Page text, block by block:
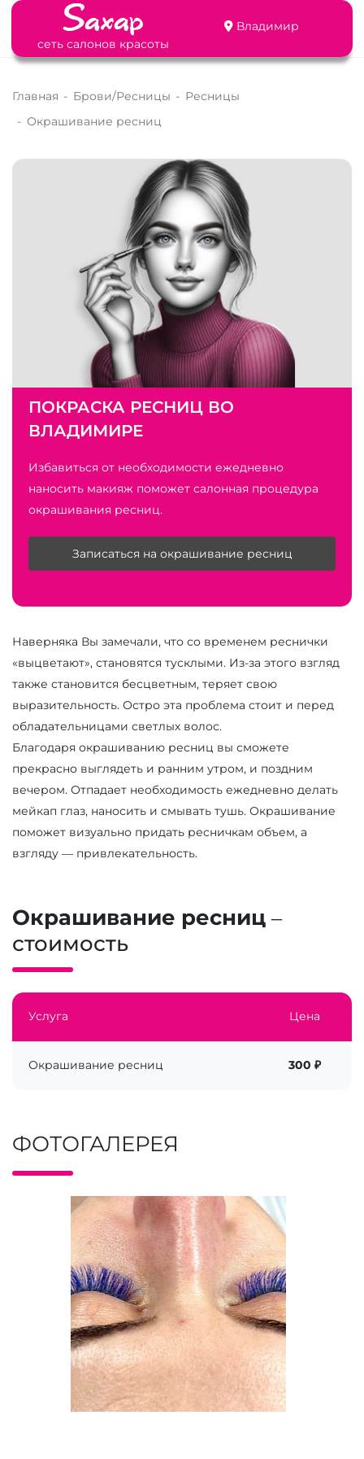
сеть салонов красоты
Владимир
Главная - Брови/Ресницы - Ресницы
- Окрашивание ресниц
ПОКРАСКА РЕСНИЦ ВО
ВЛАДИМИРЕ
Избавиться от необходимости ежедневно
наносить макияж поможет салонная процедура
окрашивания ресниц.
Записаться на окрашивание ресниц
Наверняка Вы замечали, что со временем реснички
«выцветают», становятся тусклыми. Из-за этого взгляд
также становится бесцветным, теряет свою
выразительность. Остро эта проблема стоит и перед
обладательницами светлых волос.
Благодаря окрашиванию ресниц вы сможете
прекрасно выглядеть и ранним утром, и поздним
вечером. Отпадает необходимость ежедневно делать
мейкап глаз, наносить и смывать тушь. Окрашивание
поможет визуально придать ресничкам объем, а
взгляду — привлекательность.
Окрашивание ресниц–
стоимость
Услуга Цена
Окрашивание ресниц 300 ₽
ФОТОГАЛЕРЕЯ